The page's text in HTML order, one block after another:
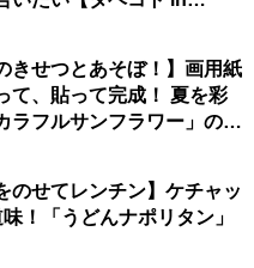
きせつとあそぼ！】画用紙
て、貼って完成！ 夏を彩
ラフルサンフラワー」の作
のせてレンチン】ケチャッ
！「うどんナポリタン」